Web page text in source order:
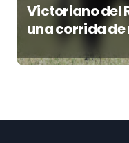
Victoriano del
una corrida
seriedad para
(En Vídeo)